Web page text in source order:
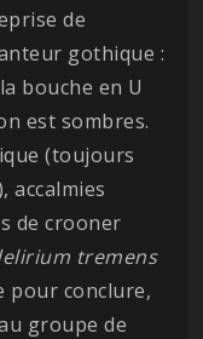
de
gothique :
bouche en U
est sombres.
(toujours
accalmies
de crooner
tremens
pour conclure,
groupe de